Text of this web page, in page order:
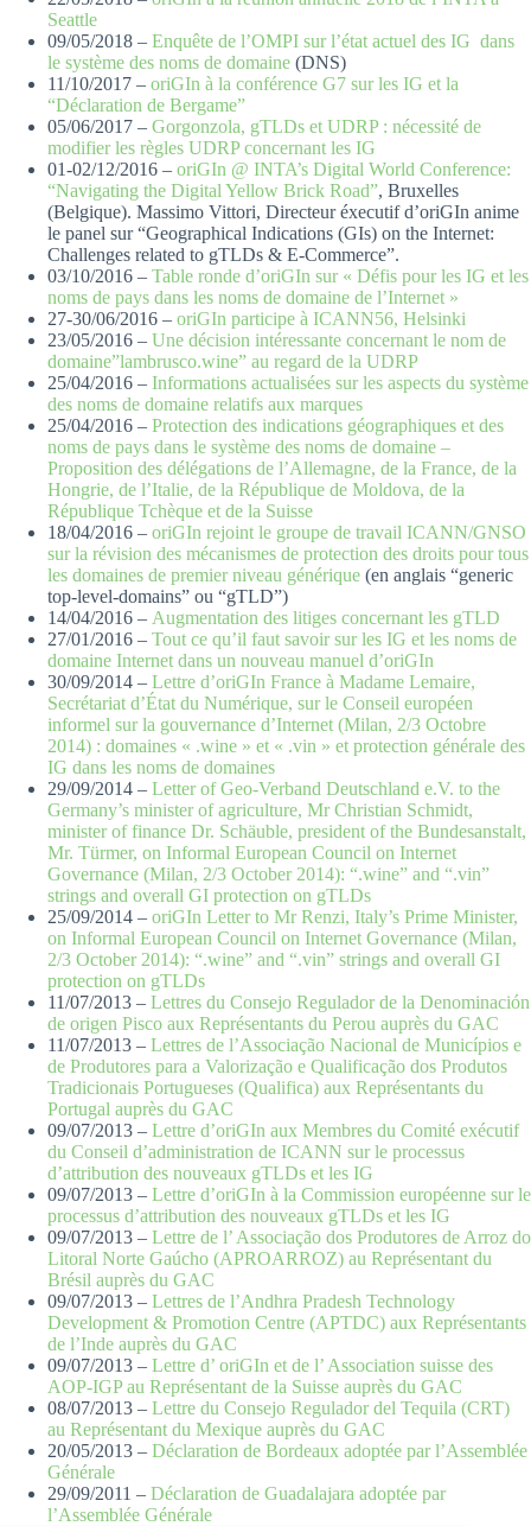
Seattle
09/05/2018 – Enquête de l’OMPI sur l’état actuel des IG dans
le système des noms de domaine (DNS)
11/10/2017 – oriGIn à la conférence G7 sur les IG et la
“Déclaration de Bergame”
05/06/2017 – Gorgonzola, gTLDs et UDRP : nécessité de
modifier les règles UDRP concernant les IG
01-02/12/2016 – oriGIn @ INTA’s Digital World Conference:
“Navigating the Digital Yellow Brick Road”, Bruxelles
(Belgique). Massimo Vittori, Directeur éxecutif d’oriGIn anime
le panel sur “Geographical Indications (GIs) on the Internet:
Challenges related to gTLDs & E-Commerce”.
03/10/2016 – Table ronde d’oriGIn sur « Défis pour les IG et les
noms de pays dans les noms de domaine de l’Internet »
27-30/06/2016 – oriGIn participe à ICANN56, Helsinki
23/05/2016 – Une décision intéressante concernant le nom de
domaine”lambrusco.wine” au regard de la UDRP
25/04/2016 – Informations actualisées sur les aspects du système
des noms de domaine relatifs aux marques
25/04/2016 – Protection des indications géographiques et des
noms de pays dans le système des noms de domaine –
Proposition des délégations de l’Allemagne, de la France, de la
Hongrie, de l’Italie, de la République de Moldova, de la
République Tchèque et de la Suisse
18/04/2016 – oriGIn rejoint le groupe de travail ICANN/GNSO
sur la révision des mécanismes de protection des droits pour tous
les domaines de premier niveau générique (en anglais “generic
top-level-domains” ou “gTLD”)
14/04/2016 – Augmentation des litiges concernant les gTLD
27/01/2016 – Tout ce qu’il faut savoir sur les IG et les noms de
domaine Internet dans un nouveau manuel d’oriGIn
30/09/2014 – Lettre d’oriGIn France à Madame Lemaire,
Secrétariat d’État du Numérique, sur le Conseil européen
informel sur la gouvernance d’Internet (Milan, 2/3 Octobre
2014) : domaines « .wine » et « .vin » et protection générale des
IG dans les noms de domaines
29/09/2014 – Letter of Geo-Verband Deutschland e.V. to the
Germany’s minister of agriculture, Mr Christian Schmidt,
minister of finance Dr. Schäuble, president of the Bundesanstalt,
Mr. Türmer, on Informal European Council on Internet
Governance (Milan, 2/3 October 2014): “.wine” and “.vin”
strings and overall GI protection on gTLDs
25/09/2014 – oriGIn Letter to Mr Renzi, Italy’s Prime Minister,
on Informal European Council on Internet Governance (Milan,
2/3 October 2014): “.wine” and “.vin” strings and overall GI
protection on gTLDs
11/07/2013 – Lettres du Consejo Regulador de la Denominación
de origen Pisco aux Représentants du Perou auprès du GAC
11/07/2013 – Lettres de l’Associação Nacional de Municípios e
de Produtores para a Valorização e Qualificação dos Produtos
Tradicionais Portugueses (Qualifica) aux Représentants du
Portugal auprès du GAC
09/07/2013 – Lettre d’oriGIn aux Membres du Comité exécutif
du Conseil d’administration de ICANN sur le processus
d’attribution des nouveaux gTLDs et les IG
09/07/2013 – Lettre d’oriGIn à la Commission européenne sur le
processus d’attribution des nouveaux gTLDs et les IG
09/07/2013 – Lettre de l’ Associação dos Produtores de Arroz do
Litoral Norte Gaúcho (APROARROZ) au Représentant du
Brésil auprès du GAC
09/07/2013 – Lettres de l’Andhra Pradesh Technology
Development & Promotion Centre (APTDC) aux Représentants
de l’Inde auprès du GAC
09/07/2013 – Lettre d’ oriGIn et de l’ Association suisse des
AOP-IGP au Représentant de la Suisse auprès du GAC
08/07/2013 – Lettre du Consejo Regulador del Tequila (CRT)
au Représentant du Mexique auprès du GAC
20/05/2013 – Déclaration de Bordeaux adoptée par l’Assemblée
Générale
29/09/2011 – Déclaration de Guadalajara adoptée par
l’Assemblée Générale